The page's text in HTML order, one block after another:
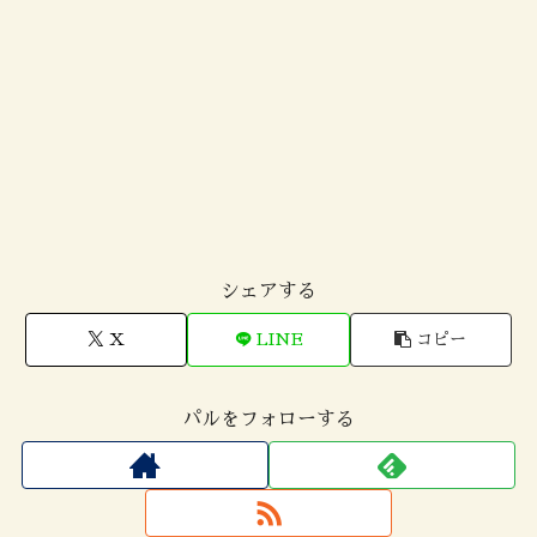
シェアする
X LINE コピー
パルをフォローする